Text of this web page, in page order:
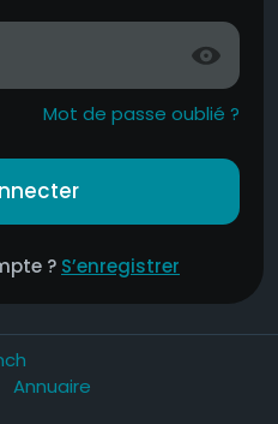
Mot de passe oublié ?
? S’enregistrer
Annuaire